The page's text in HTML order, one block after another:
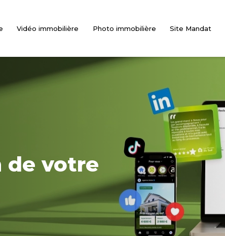
Vidéo immobilière Photo immobilière Site Mandat
de votre